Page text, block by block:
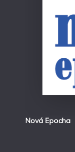
Nová Epocha